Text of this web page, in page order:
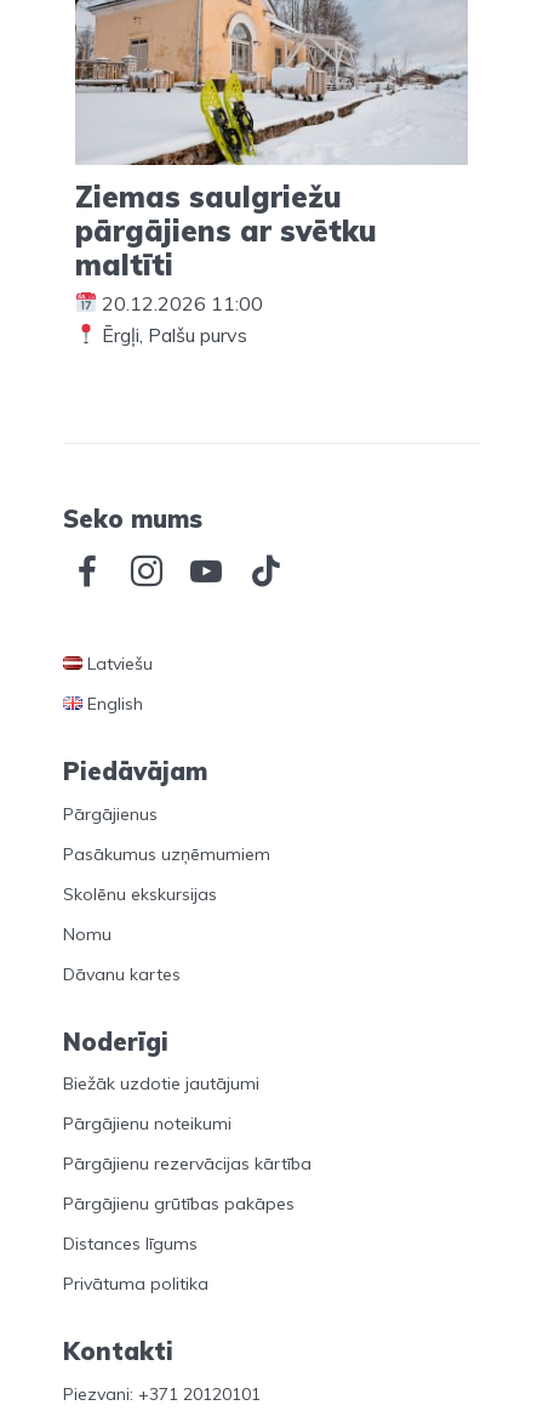
Ziemas saulgriežu
pārgājiens ar svētku
maltīti
20.12.2026 11:00
Ērgļi, Palšu purvs
Seko mums
Latviešu
English
Piedāvājam
Pārgājienus
Pasākumus uzņēmumiem
Skolēnu ekskursijas
Nomu
Dāvanu kartes
Noderīgi
Biežāk uzdotie jautājumi
Pārgājienu noteikumi
Pārgājienu rezervācijas kārtība
Pārgājienu grūtības pakāpes
Distances līgums
Privātuma politika
Kontakti
Piezvani: +371 20120101